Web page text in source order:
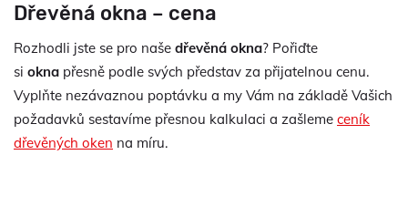
Dřevěná okna – cena
Rozhodli jste se pro naše dřevěná okna? Pořiďte
si okna přesně podle svých představ za přijatelnou cenu.
Vyplňte nezávaznou poptávku a my Vám na základě Vašich
požadavků sestavíme přesnou kalkulaci a zašleme ceník
dřevěných oken na míru.